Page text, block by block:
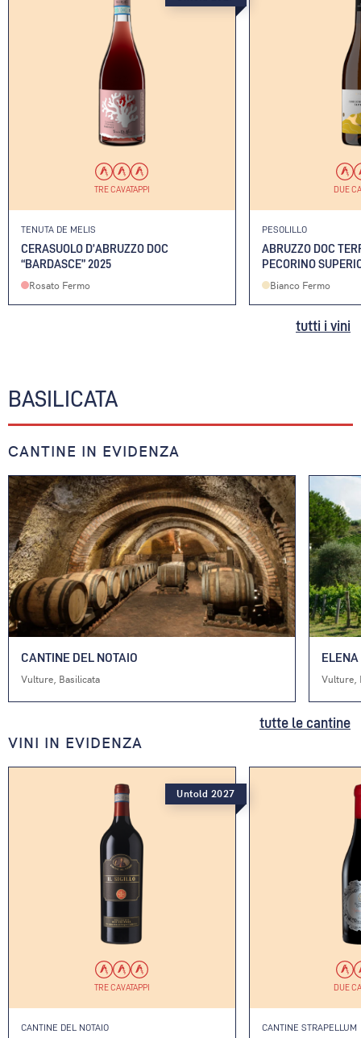
TRE CAVATAPPI
TENUTA DE MELIS
CERASUOLO D’ABRUZZO DOC
“BARDASCE” 2025
Rosato Fermo
DUE
PESOLILLO
ABRUZZO DOC
PECORINO
Bianco Fermo
tutti i vini
BASILICATA
CANTINE IN EVIDENZA
CANTINE DEL NOTAIO
Vulture, Basilicata Vulture,
tutte le cantine
VINI IN EVIDENZA
TRE CAVATAPPI
CANTINE DEL NOTAIO
Untold 2027
DUE
CANTINE STRAPELLUM